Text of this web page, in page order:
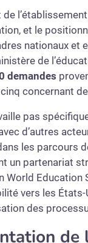
et le
nationaux et
de
demandes
concernant
pas
d’autres
les parcours
un partenariat
World Education
vers les États-
des
de